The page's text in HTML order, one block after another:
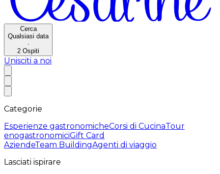
Cerca
Qualsiasi data
·
2 Ospiti
Unisciti a noi
Categorie
Esperienze gastronomicheCorsi di CucinaTour
enogastronomiciGift Card
AziendeTeam BuildingAgenti di viaggio
Lasciati ispirare